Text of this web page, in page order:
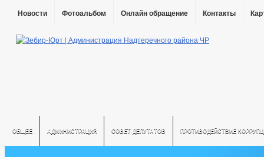
Новости Фотоальбом Онлайн обращение Контакты
ОБЩЕЕ АДМИНИСТРАЦИЯ СОВЕТ ДЕПУТАТОВ ПРОТИВОДЕЙСТВИЕ